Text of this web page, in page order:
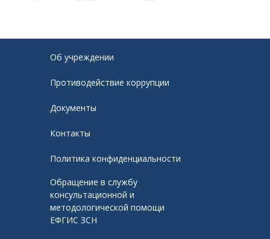
Об учреждении
Противодействие коррупции
Документы
Контакты
Политика конфиденциальности
Обращение в службу
консультационной и
методологической помощи
ЕФГИС ЗСН